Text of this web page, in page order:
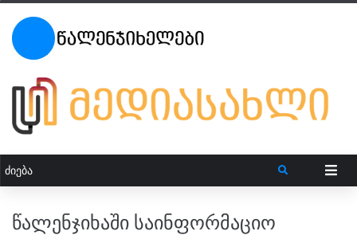
წალენჯიხაში საინფორმაციო